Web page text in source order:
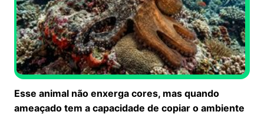
Esse animal não enxerga cores, mas quando
ameaçado tem a capacidade de copiar o ambiente